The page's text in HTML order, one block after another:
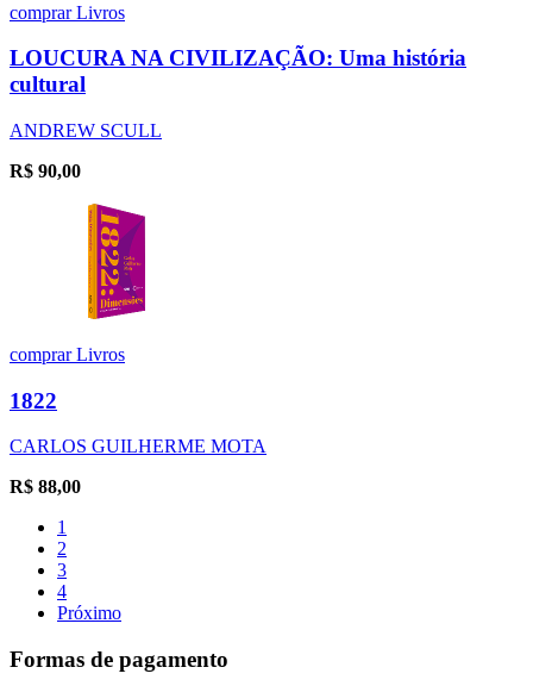
comprarLivros
LOUCURA NA CIVILIZAÇÃO: Uma história
cultural
ANDREW SCULL
R$ 90,00
comprarLivros
1822
CARLOS GUILHERME MOTA
R$ 88,00
1
2
3
4
Próximo
Formas de pagamento